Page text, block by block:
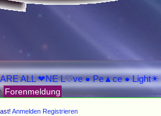
Forenmeldung
Anmelden Registrieren